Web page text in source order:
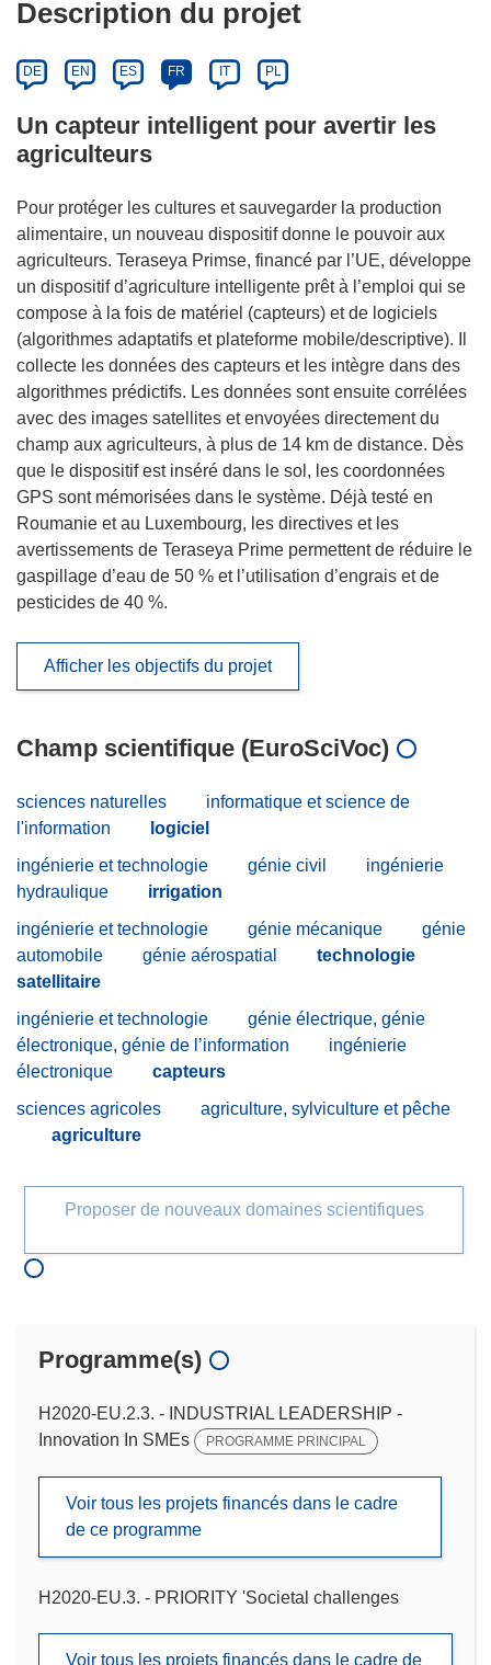
Description du projet
DE EN ES FR IT PL
Un capteur intelligent pour avertir les
agriculteurs
Pour protéger les cultures et sauvegarder la production
alimentaire, un nouveau dispositif donne le pouvoir aux
agriculteurs. Teraseya Primse, financé par l’UE, développe
un dispositif d’agriculture intelligente prêt à l’emploi qui se
compose à la fois de matériel (capteurs) et de logiciels
(algorithmes adaptatifs et plateforme mobile/descriptive). Il
collecte les données des capteurs et les intègre dans des
algorithmes prédictifs. Les données sont ensuite corrélées
avec des images satellites et envoyées directement du
champ aux agriculteurs, à plus de 14 km de distance. Dès
que le dispositif est inséré dans le sol, les coordonnées
GPS sont mémorisées dans le système. Déjà testé en
Roumanie et au Luxembourg, les directives et les
avertissements de Teraseya Prime permettent de réduire le
gaspillage d’eau de 50 % et l’utilisation d’engrais et de
pesticides de 40 %.
Afficher les objectifs du projet
Champ scientifique (EuroSciVoc)
sciences naturelles
informatique et science de
l'information
logiciel
ingénierie et technologie
génie civil
ingénierie
hydraulique
irrigation
ingénierie et technologie
génie mécanique
génie
automobile
génie aérospatial
technologie
satellitaire
ingénierie et technologie
génie électrique, génie
électronique, génie de l’information
ingénierie
électronique
capteurs
sciences agricoles
agriculture, sylviculture et pêche
agriculture
Proposer de nouveaux domaines scientifiques
Programme(s)
H2020-EU.2.3. - INDUSTRIAL LEADERSHIP -
Innovation In SMEs
PROGRAMME PRINCIPAL
Voir tous les projets financés dans le cadre
de ce programme
H2020-EU.3. - PRIORITY 'Societal challenges
Voir tous les projets financés dans le cadre de